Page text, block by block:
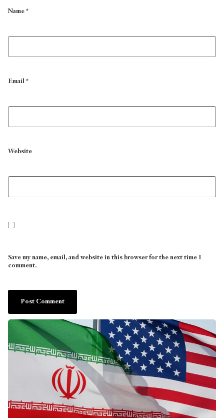
Name*
Email*
Website
Save my name, email, and website in this browser for the next time I
comment.